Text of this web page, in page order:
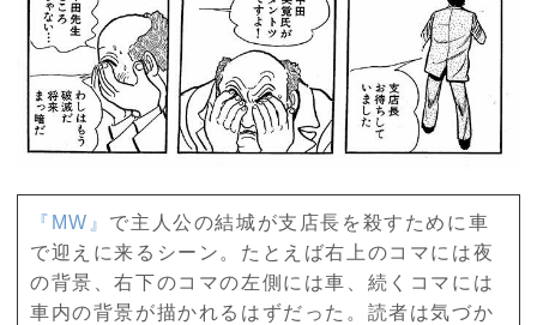
『 MW 』 で主人公の結城が支店長を殺すために車
で迎えに来るシーン。たとえば右上のコマには夜
の背景、右下のコマの左側には車、続くコマには
車内の背景が描かれるはずだった。読者は気づか